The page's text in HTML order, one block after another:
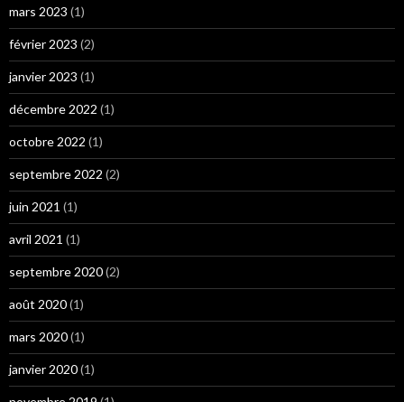
mars 2023 (1)
février 2023 (2)
janvier 2023 (1)
décembre 2022 (1)
octobre 2022 (1)
septembre 2022 (2)
juin 2021 (1)
avril 2021 (1)
septembre 2020(2)
août 2020(1)
mars 2020(1)
janvier 2020(1)